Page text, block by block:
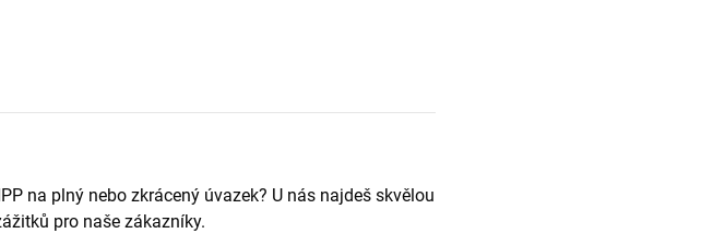
na plný nebo zkrácený úvazek? U nás najdeš skvělou
pro naše zákazníky.